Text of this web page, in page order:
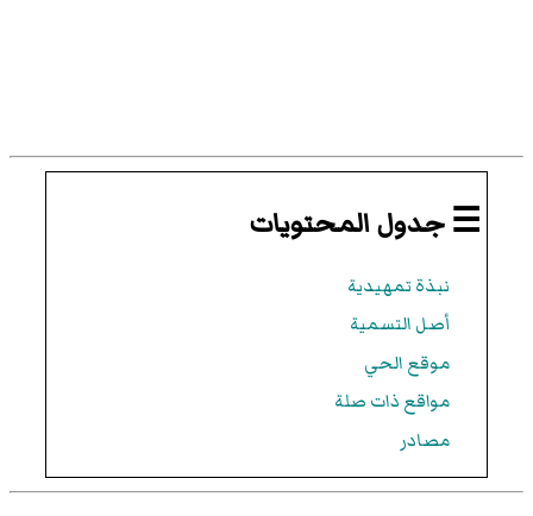
☰ جدول المحتويات
نبذة تمهيدية
أصل التسمية
موقع الحي
مواقع ذات صلة
مصادر